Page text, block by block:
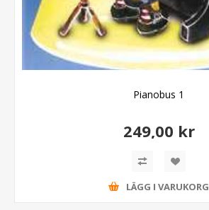
Pianobus 1
249,00 kr
LÄGG I VARUKORG